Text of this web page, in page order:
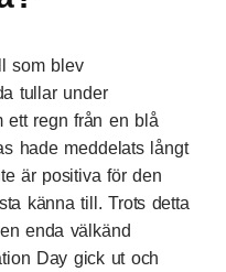
som blev
tullar under
ett regn från en blå
hade meddelats långt
är positiva för den
känna till. Trots detta
enda välkänd
Day gick ut och